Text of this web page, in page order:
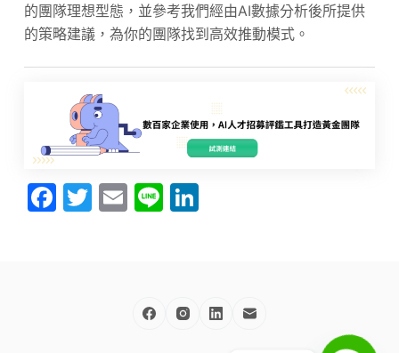
的團隊理想型態，並參考我們經由AI數據分析後所提供
的策略建議，為你的團隊找到高效推動模式。
F T E Li Li
dI